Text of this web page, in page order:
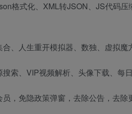
格式化、XML转JSON、JS代码
、人生重开模拟器、数独、虚拟魔
索、VIP视频解析、头像下载、每日
，免隐政策弹窗，去除公告，去